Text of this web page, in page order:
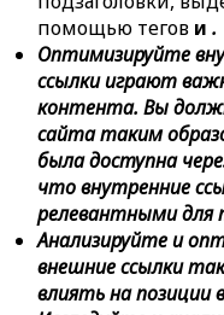
помощью тегов и .
Оптимизируйте
ссылки играют
контента. Вы
сайта таким
была доступна
что внутренние
релевантными
Анализируйте и
внешние ссылки
влиять на позиции